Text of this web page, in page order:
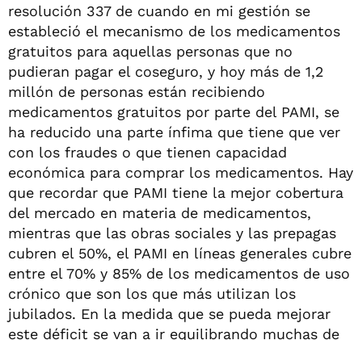
resolución 337 de cuando en mi gestión se
estableció el mecanismo de los medicamentos
gratuitos para aquellas personas que no
pudieran pagar el coseguro, y hoy más de 1,2
millón de personas están recibiendo
medicamentos gratuitos por parte del PAMI, se
ha reducido una parte ínfima que tiene que ver
con los fraudes o que tienen capacidad
económica para comprar los medicamentos. Hay
que recordar que PAMI tiene la mejor cobertura
del mercado en materia de medicamentos,
mientras que las obras sociales y las prepagas
cubren el 50%, el PAMI en líneas generales cubre
entre el 70% y 85% de los medicamentos de uso
crónico que son los que más utilizan los
jubilados. En la medida que se pueda mejorar
este déficit se van a ir equilibrando muchas de